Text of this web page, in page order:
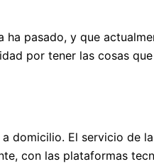
ha pasado, y que
por tener las cosas
domicilio. El servicio de
con las plataformas